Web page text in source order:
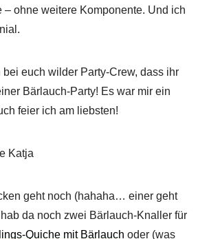
– ohne weitere Komponente. Und ich
bei euch wilder Party-Crew, dass ihr
Bärlauch-Party! Es war mir ein
feier ich am liebsten!
Katja
geht noch (hahaha… einer geht
da noch zwei Bärlauch-Knaller für
Quiche mit Bärlauch oder (was